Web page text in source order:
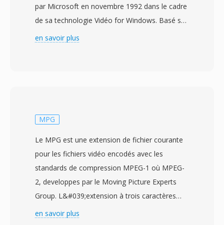
par Microsoft en novembre 1992 dans le cadre
de sa technologie Vidéo for Windows. Basé sûr
la structuré RIFF (Resource Interchange File
qu&#039;il peut contenir de la vidéo
Cinepak et Indeo àux flux DivX, Xvid et H.264
modernes. Cette flexibilité à contribue à une
adoption massive sûr les ordinateurs
personnels tout au long dès années 1990 et
2000. Une caractéristique notable est une
en savoir plus
MPG
Le MPG est une extension de fichier courante
pour les fichiers vidéo encodés avec les
standards de compression MPEG-1 où MPEG-
2, developpes par le Moving Picture Experts
Group. L&#039;extension à trois caractères
provient dès premiers systèmes de fichiers
en savoir plus